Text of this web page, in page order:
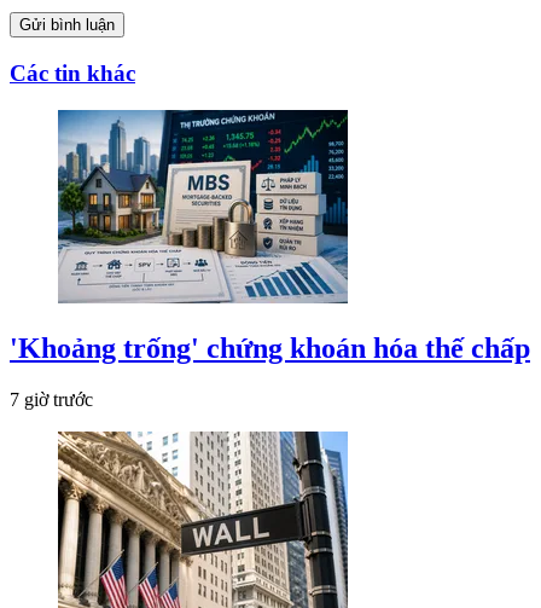
Gửi bình luận
Các tin khác
'Khoảng trống' chứng khoán hóa thế chấp
7 giờ trước